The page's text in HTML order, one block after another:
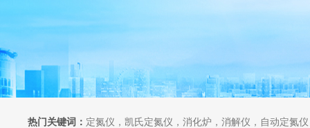
热门关键词： 定氮仪，凯氏定氮仪，消化炉，消解仪，自动定氮仪，全自